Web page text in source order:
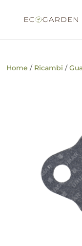
Home / Ricambi /